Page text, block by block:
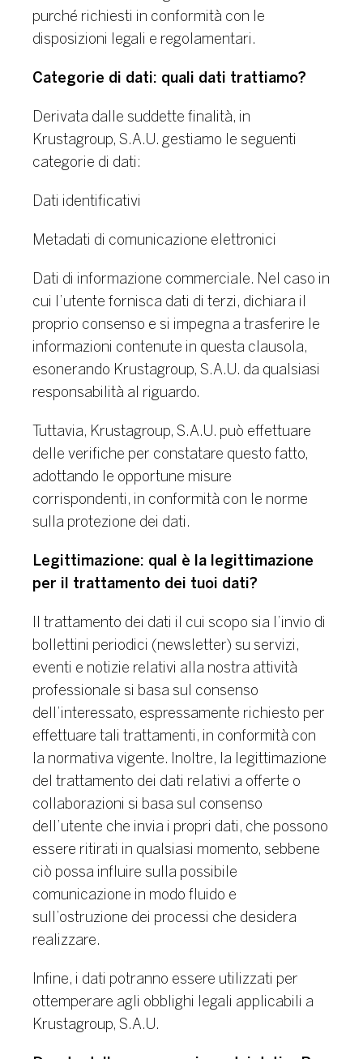
purché richiesti in conformità con le
disposizioni legali e regolamentari.
Categorie di dati: quali dati trattiamo?
Derivata dalle suddette finalità, in
Krustagroup, S.A.U. gestiamo le seguenti
categorie di dati:
Dati identificativi
Metadati di comunicazione elettronici
Dati di informazione commerciale. Nel caso in
cui l’utente fornisca dati di terzi, dichiara il
proprio consenso e si impegna a trasferire le
informazioni contenute in questa clausola,
esonerando Krustagroup, S.A.U. da qualsiasi
responsabilità al riguardo.
Tuttavia, Krustagroup, S.A.U. può effettuare
delle verifiche per constatare questo fatto,
adottando le opportune misure
corrispondenti, in conformità con le norme
sulla protezione dei dati.
Legittimazione: qual è la legittimazione
per il trattamento dei tuoi dati?
Il trattamento dei dati il ​​cui scopo sia l’invio di
bollettini periodici (newsletter) su servizi,
eventi e notizie relativi alla nostra attività
professionale si basa sul consenso
dell’interessato, espressamente richiesto per
effettuare tali trattamenti, in conformità con
la normativa vigente. Inoltre, la legittimazione
del trattamento dei dati relativi a offerte o
collaborazioni si basa sul consenso
dell’utente che invia i propri dati, che possono
essere ritirati in qualsiasi momento, sebbene
ciò possa influire sulla possibile
comunicazione in modo fluido e
sull’ostruzione dei processi che desidera
realizzare.
Infine, i dati potranno essere utilizzati per
ottemperare agli obblighi legali applicabili a
Krustagroup, S.A.U.